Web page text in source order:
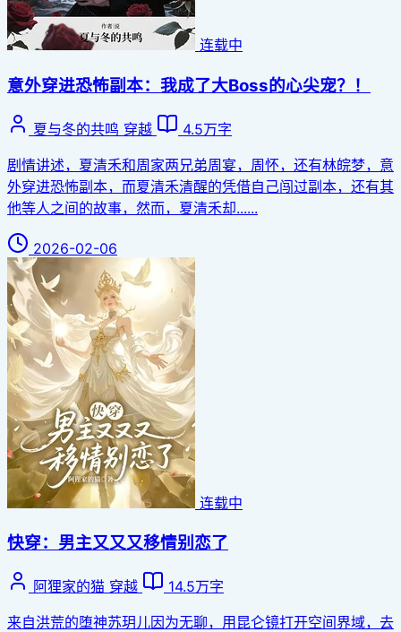
连载中
意外穿进恐怖副本：我成了大Boss的心尖宠？！
夏与冬的共鸣 穿越
4.5万字
剧情讲述，夏清禾和周家两兄弟周宴，周怀，还有林皖梦，意
外穿进恐怖副本，而夏清禾清醒的凭借自己闯过副本，还有其
他等人之间的故事，然而，夏清禾却......
2026-02-06
连载中
快穿：男主又又又移情别恋了
阿狸家的猫 穿越
14.5万字
来自洪荒的堕神苏玥儿因为无聊，用昆仑镜打开空间界域，去